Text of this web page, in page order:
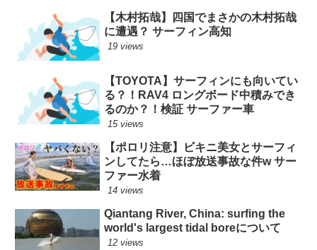
【木村拓哉】四国でまさかの木村拓哉
に遭遇？ サーフィン高知
19 views
【TOYOTA】サーフィンにも向いてい
る？！RAV4 ロングボード中積みでき
るのか？！検証 サーファー車
15 views
【ポロリ注意】ビキニ美女とサーフィ
ンしてたら…ほぼ放送事故な件w サー
ファー水着
14 views
Qiantang River, China: surfing the
world's largest tidal boreについて
12 views